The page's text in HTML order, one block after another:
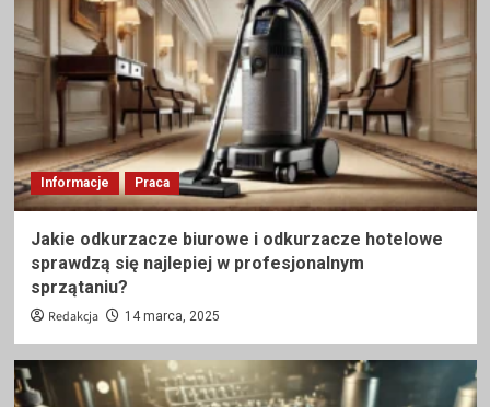
Informacje Praca
Jakie odkurzacze biurowe i odkurzacze hotelowe
sprawdzą się najlepiej w profesjonalnym
sprzątaniu?
Redakcja 14 marca, 2025